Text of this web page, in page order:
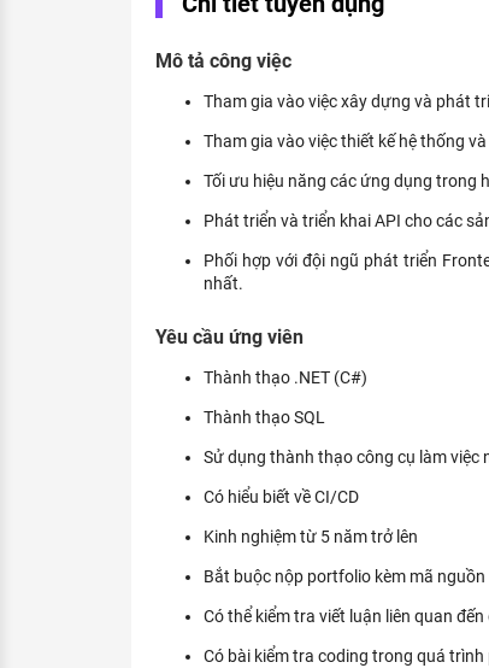
KHÁM PHÁ NGHỀ NGHIỆP
Tử vi nghề nghiệp
Kỹ năng nghề nghiệp
HƯỚNG NGHIỆP VIỆC LÀM
XÂY DỰNG VÀ PHÁT TRIỂN ĐỘI NGŨ
Mô tả công việc
Tham gia vào việc xây dựng và phát
Tham gia vào việc thiết kế hệ thống
Tối ưu hiệu năng các ứng dụng trong
Phát triển và triển khai API cho các
Phối hợp với đội ngũ phát triển
nhất.
Yêu cầu ứng viên
Thành thạo .NET (C#)
Thành thạo SQL
Sử dụng thành thạo công cụ làm việc
Có hiểu biết về CI/CD
Kinh nghiệm từ 5 năm trở lên
Bắt buộc nộp portfolio kèm mã nguồn
Có thể kiểm tra viết luận liên quan
Có bài kiểm tra coding trong quá trình